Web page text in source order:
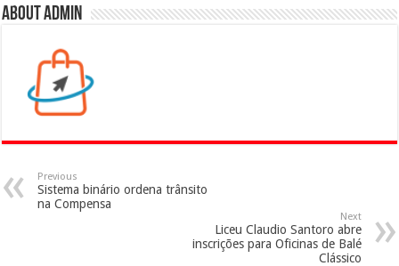
About admin
Previous
Sistema binário ordena trânsito
na Compensa
Next
Liceu Claudio Santoro abre
inscrições para Oficinas de Balé
Clássico